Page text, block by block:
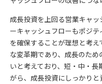
成長投資を上回る営業キャ
ーキャッシュフローもポジ
を確保することが理想と考
な変革期であり、成長のた
いと考えており、短・中・
がら、成長投資にしっかり